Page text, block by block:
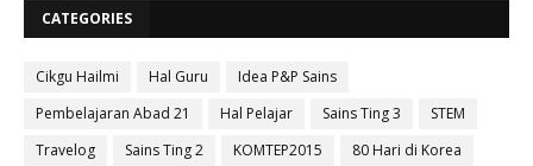
CATEGORIES
Cikgu Hailmi Hal Guru
Idea P&P Sains
Pembelajaran Abad 21
Hal Pelajar Sains Ting 3
STEM
Travelog
Sains Ting 2 KOMTEP2015
80 Hari di Korea